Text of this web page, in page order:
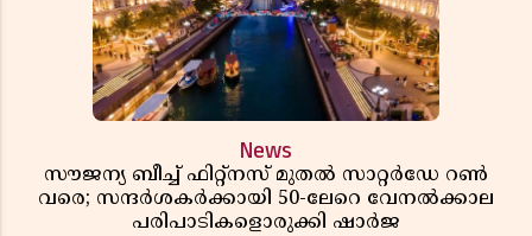
News
സൗജന്യ ബീച്ച് ഫിറ്റ്നസ് മുതൽ സാറ്റർഡേ റൺ
വരെ; സന്ദർശകർക്കായി 50-ലേറെ വേനൽക്കാല
പരിപാടികളൊരുക്കി ഷാർജ